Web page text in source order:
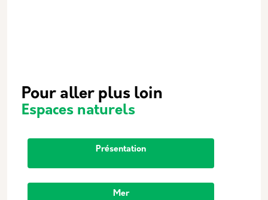
Pour aller plus loin
Espaces naturels
Présentation
Mer